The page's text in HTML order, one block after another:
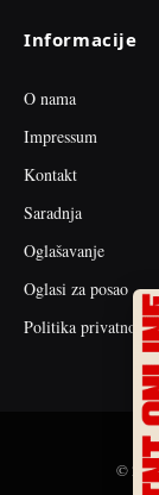
Informacije
O nama
Impressum
Kontakt
Saradnja
Oglašavanje
Oglasi za posao
Politika privatnosti
©